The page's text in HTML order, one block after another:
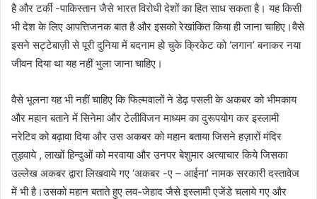
है और टर्की -पाकिस्तान जैसे भारत विरोधी देशों का हित साध सकता है। यह किसी
भी देश के लिए आपत्तिजनक बात है और इसको रेखांकित किया ही जाना चाहिए।वैसे
इसने सट्टेबाज़ी से पूरी दुनिया में बदनाम हो चुके क्रिकेट को ‘लगान’ बनाकर नया
जीवन दिया था यह नहीं भुला जाना चाहिए।
वैसे भूलना यह भी नहीं चाहिए कि फिल्मवालों ने डेढ़ पसली के अकबर को भीमकाय
और महान बताने में सिनेमा और टेलीविजन माध्यम का दुरूपयोग कर इस्लामी
नरेटिव को बढ़ावा दिया और उस अकबर को महान बताया जिसने हज़ारों मंदिर
तुड़वाये , लाखों हिन्दुओं को मरवाया और उनपर बेशुमार अत्याचार किये जिसका
उल्लेख अकबर द्वारा लिखवाये गए ‘अकबर -ए – आईना’ नामक सरकारी दस्तावेज
में भी है।उसको महान बताते हुए लव-जेहाद जैसे इस्लामी एजेंडे चलाये गए और